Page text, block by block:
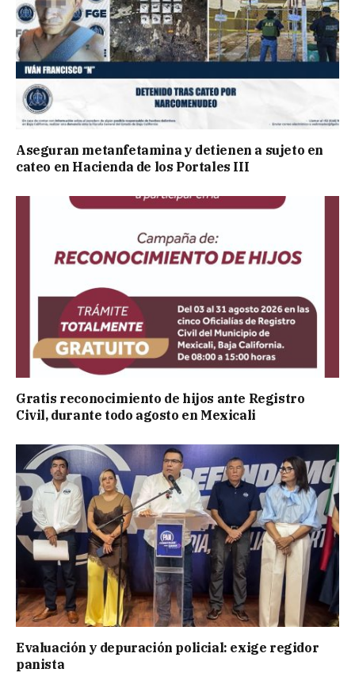
Aseguran metanfetamina y detienen a sujeto en
cateo en Hacienda de los Portales III
Gratis reconocimiento de hijos ante Registro
Civil, durante todo agosto en Mexicali
Evaluación y depuración policial: exige regidor
panista